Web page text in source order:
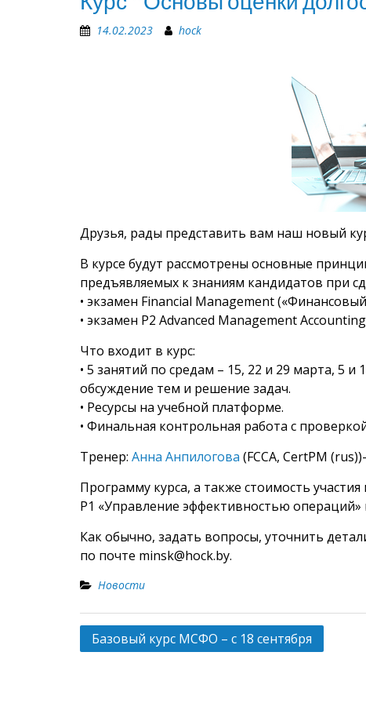
14.02.2023 hock
Друзья, рады представить вам наш новый
В курсе будут рассмотрены основные
предъявляемых к знаниям кандидатов при
• экзамен Financial Management
• экзамен P2 Advanced Management
Что входит в курс:
• 5 занятий по средам – 15, 22 и 29 марта, 5
обсуждение тем и решение задач.
• Ресурсы на учебной платформе.
• Финальная контрольная работа с
Тренер: Анна Анпилогова (FССА, CertPM
Программу курса, а также стоимость
Р1 «Управление эффективностью операций»
Как обычно, задать вопросы, уточнить
по почте minsk@hock.by.
Новости
Навигация
Базовый курс МСФО – с 18 сентября